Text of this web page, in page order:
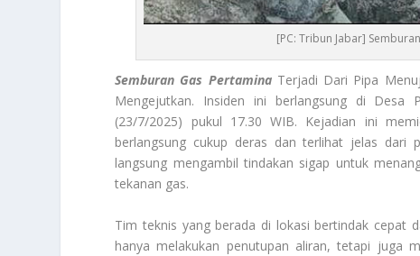
[PC: Tribun Jabar]
Semburan Gas PertaminaTerjadi Dari Pipa
Mengejutkan. Insiden ini berlangsung di Desa
(23/7/2025) pukul 17.30 WIB. Kejadian ini
berlangsung cukup deras dan terlihat jelas dari
langsung mengambil tindakan sigap untuk
tekanan gas.
Tim teknis yang berada di lokasi bertindak cepat
hanya melakukan penutupan aliran, tetapi juga